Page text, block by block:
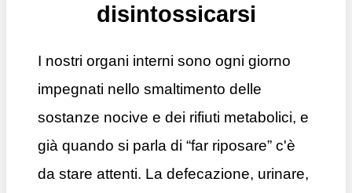
disintossicarsi
I nostri organi interni sono ogni giorno
impegnati nello smaltimento delle
sostanze nocive e dei rifiuti metabolici, e
già quando si parla di “far riposare” c'è
da stare attenti. La defecazione, urinare,